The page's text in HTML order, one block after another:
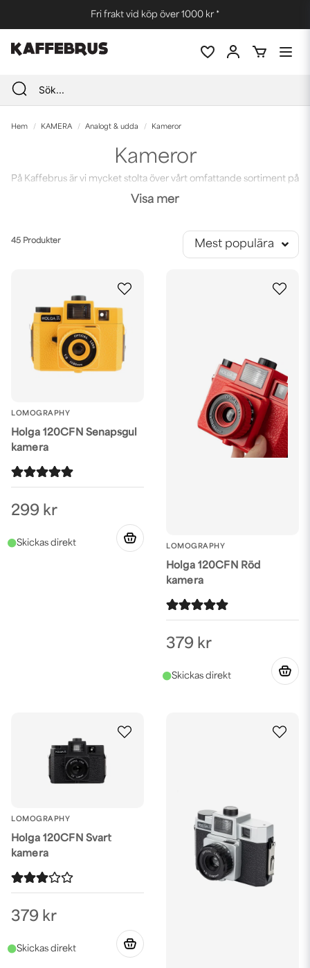
Fri frakt vid köp över 1000 kr *
Hem KAMERA Analogt & udda Kameror
Kameror
På Kaffebrus är vi mycket stolta över vårt omfattande sortiment på
just analoga kameror. Lomography tillverkar kameror för dig som
vill leka! Med deras kult-förklarade Dianakameror och
fantastiska bilder! Dessa kameror har minimalt med inställningar,
och resultatet ser du först när du framkallar bilden. Här är alltså
platsen för dig som samlar på bl.a. Holga eller Diana-kameror, eller
Visa mer
45 Produkter Mest populära
LOMOGRAPHY
Holga 120CFN Senapsgul
kamera
299 kr
LOMOGRAPHY
Holga 120CFN Röd
kamera
379 kr
LOMOGRAPHY
Holga 120CFN Svart
kamera
379 kr